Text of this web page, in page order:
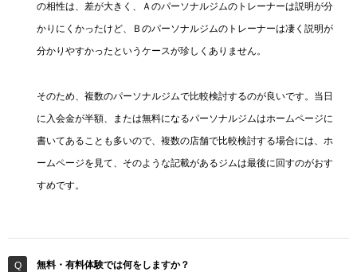
の相性は、差が大きく、Ａのパーソナルジムのトレーナーは説明が分
かりにくかったけど、Ｂのパーソナルジムのトレーナーは凄く説明が
分かりやすかったというケースが珍しくありません。
そのため、複数のパーソナルジムで比較検討するのが良いです。当日
に入会金が半額、または無料になるパーソナルジムはホームページに
書いてあることも多いので、複数の店舗で比較検討する場合には、ホ
ームページを見て、そのような記載があるジムは最後に回すのがおす
すめです。
無料・有料体験では何をしますか？